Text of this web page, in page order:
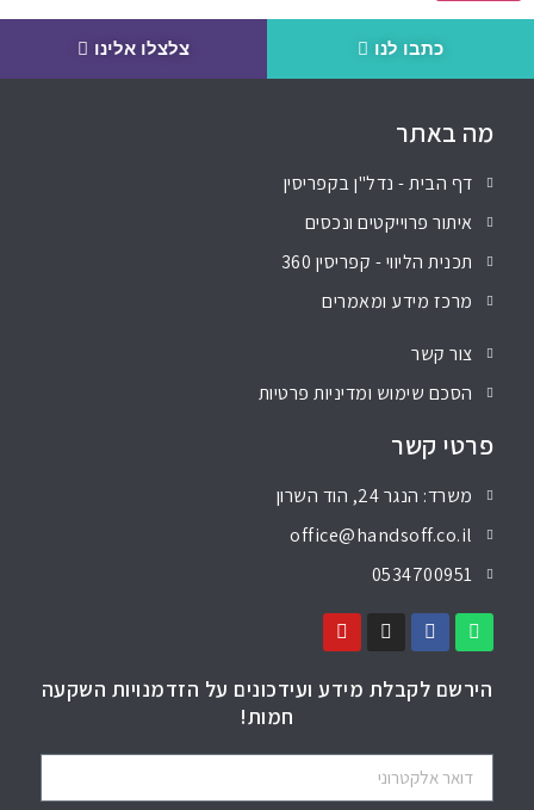
כתבו לנו צלצלו אלינו
מה באתר
דף הבית - נדל"ן בקפריסין
איתור פרוייקטים ונכסים
תכנית הליווי - קפריסין 360
מרכז מידע ומאמרים
צור קשר
הסכם שימוש ומדיניות פרטיות
פרטי קשר
משרד: הנגר 24, הוד השרון
office@handsoff.co.il
0534700951
הירשם לקבלת מידע ועידכונים על הזדמנויות השקעה
חמות!